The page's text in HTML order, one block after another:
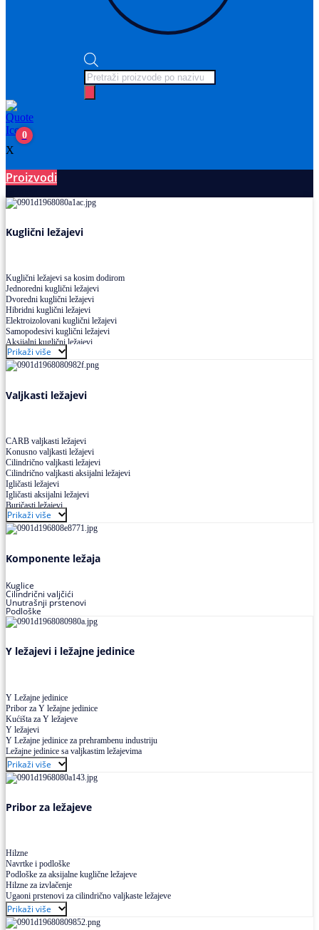
Products
search
0
X
Proizvodi
Kuglični ležajevi
Kuglični ležajevi sa kosim dodirom
Jednoredni kuglični ležajevi
Dvoredni kuglični ležajevi
Hibridni kuglični ležajevi
Elektroizolovani kuglični ležajevi
Samopodesivi kuglični ležajevi
Aksijalni kuglični ležajevi
Kuglični ležajevi od nerđajućeg čelika
Prikaži više
Valjkasti ležajevi
CARB valjkasti ležajevi
Konusno valjkasti ležajevi
Cilindrično valjkasti ležajevi
Cilindrično valjkasti aksijalni ležajevi
Igličasti ležajevi
Igličasti aksijalni ležajevi
Buričasti ležajevi
Buričasti zaptiveni ležajevi
Buričasti aksijalni ležajevi
Prikaži više
Komponente ležaja
Kuglice
Cilindrični valjčići
Unutrašnji prstenovi
Podloške
Y ležajevi i ležajne jedinice
Y Ležajne jedinice
Pribor za Y ležajne jedinice
Kućišta za Y ležajeve
Y ležajevi
Y Ležajne jedinice za prehrambenu industriju
Ležajne jedinice sa valjkastim ležajevima
Prikaži više
Pribor za ležajeve
Hilzne
Navrtke i podloške
Podloške za aksijalne kuglične ležajeve
Hilzne za izvlačenje
Ugaoni prstenovi za cilindrično valjkaste ležajeve
Prikaži više